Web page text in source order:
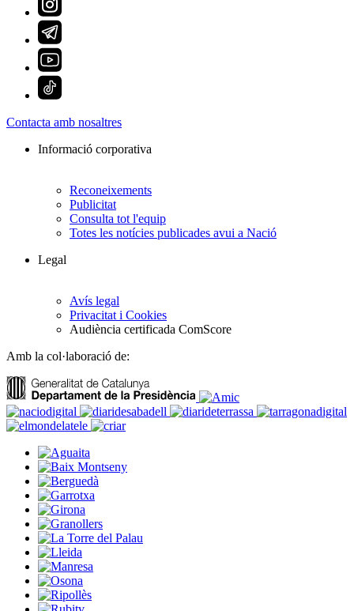
Contacta amb nosaltres
Informació corporativa
Reconeixements
Publicitat
Consulta tot l'equip
Totes les notícies publicades avui a Nació
Legal
Avís legal
Privacitat i Cookies
Audiència certificada ComScore
Amb la col·laboració de: